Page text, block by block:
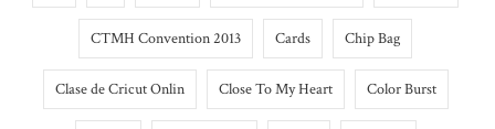
CTMH Convention 2013 Cards Chip Bag
Clase de Cricut Onlin Close To My Heart Color Burst